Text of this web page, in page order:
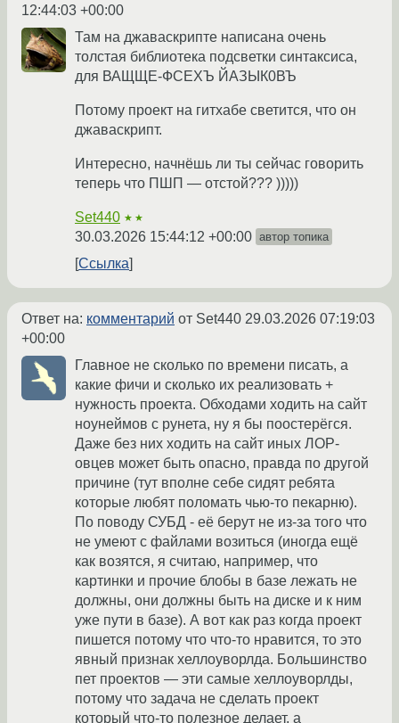
12:44:03 +00:00
Там на джаваскрипте написана очень
толстая библиотека подсветки синтаксиса,
для ВАЩЩЕ-ФСЕХЪ ЙАЗЫК0ВЪ
Потому проект на гитхабе светится, что он
джаваскрипт.
Интересно, начнёшь ли ты сейчас говорить
теперь что ПШП — отстой??? )))))
Set440 ★★
30.03.2026 15:44:12 +00:00 автор топика
Ссылка
Ответ на: комментарий от Set440 29.03.2026 07:19:03
+00:00
Главное не сколько по времени писать, а
какие фичи и сколько их реализовать +
нужность проекта. Обходами ходить на сайт
ноунеймов с рунета, ну я бы поостерёгся.
Даже без них ходить на сайт иных ЛОР-
овцев может быть опасно, правда по другой
причине (тут вполне себе сидят ребята
которые любят поломать чью-то пекарню).
По поводу СУБД - её берут не из-за того что
не умеют с файлами возиться (иногда ещё
как возятся, я считаю, например, что
картинки и прочие блобы в базе лежать не
должны, они должны быть на диске и к ним
уже пути в базе). А вот как раз когда проект
пишется потому что что-то нравится, то это
явный признак хеллоуворлда. Большинство
пет проектов — эти самые хеллоуворлды,
потому что задача не сделать проект
который что-то полезное делает, а